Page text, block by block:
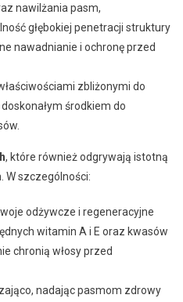
nawilżania pasm,
głębokiej penetracji struktury
nawadnianie i ochronę przed
zbliżonymi do
środkiem do
, które również odgrywają istotną
W szczególności:
odżywcze i regeneracyjne
witamin A i E oraz kwasów
chronią włosy przed
nadając pasmom zdrowy